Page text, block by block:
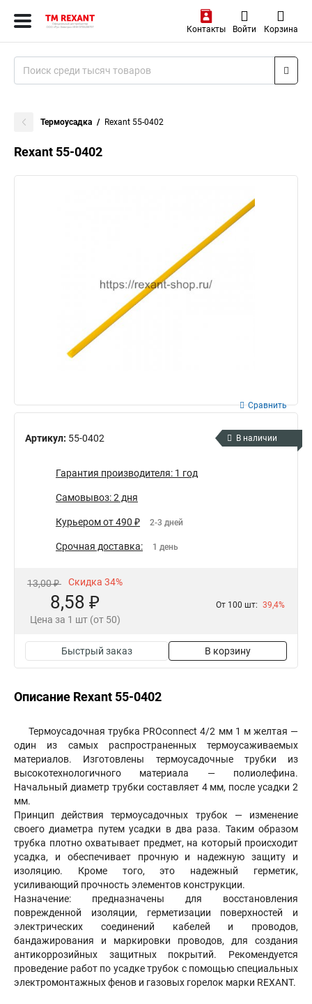
Контакты Войти Корзина
Термоусадка Rexant 55-0402
Rexant 55-0402
Артикул: 55-0402
Сравнить
В наличии
Гарантия производителя: 1 год
Самовывоз: 2 дня
Курьером от 490 ₽ 2-3 дней
Срочная доставка: 1 день
13,00 ₽ Скидка 34%
8,58 ₽
Цена за 1 шт (от 50)
От 100 шт: 39,4%
Быстрый заказ В корзину
Описание Rexant 55-0402
Термоусадочная трубка PROconnect 4/2 мм 1 м желтая —
один из самых распространенных термоусаживаемых
материалов. Изготовлены термоусадочные трубки из
высокотехнологичного материала — полиолефина.
Начальный диаметр трубки составляет 4 мм, после усадки 2
мм.
Принцип действия термоусадочных трубок — изменение
своего диаметра путем усадки в два раза. Таким образом
трубка плотно охватывает предмет, на который происходит
усадка, и обеспечивает прочную и надежную защиту и
изоляцию. Кроме того, это надежный герметик,
усиливающий прочность элементов конструкции.
Назначение: предназначены для восстановления
поврежденной изоляции, герметизации поверхностей и
электрических соединений кабелей и проводов,
бандажирования и маркировки проводов, для создания
антикоррозийных защитных покрытий. Рекомендуется
проведение работ по усадке трубок с помощью специальных
электромонтажных фенов и газовых горелок марки REXANT.